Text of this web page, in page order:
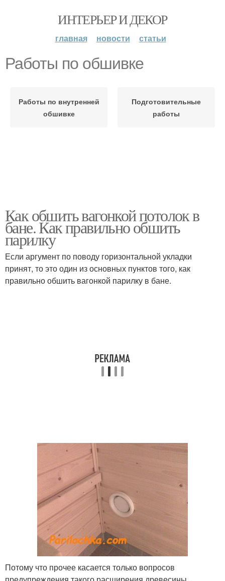
ИНТЕРЬЕР И ДЕКОР
главная новости статьи
Работы по обшивке
Работы по внутренней
обшивке
Подготовительные
работы
Как обшить вагонкой потолок в
бане. Как правильно обшить
парилку
Если аргумент по поводу горизонтальной укладки
принят, то это один из основных пунктов того, как
правильно обшить вагонкой парилку в бане.
Потому что прочее касается только вопросов